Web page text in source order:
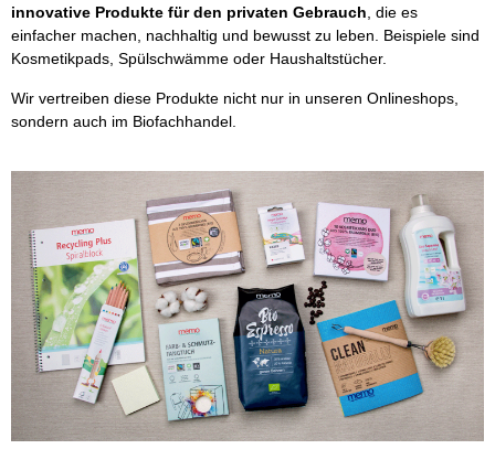
innovative Produkte für den privaten Gebrauch , die es
einfacher machen, nachhaltig und bewusst zu leben. Beispiele sind
Kosmetikpads, Spülschwämme oder Haushaltstücher.
Wir vertreiben diese Produkte nicht nur in unseren Onlineshops,
sondern auch im Biofachhandel.